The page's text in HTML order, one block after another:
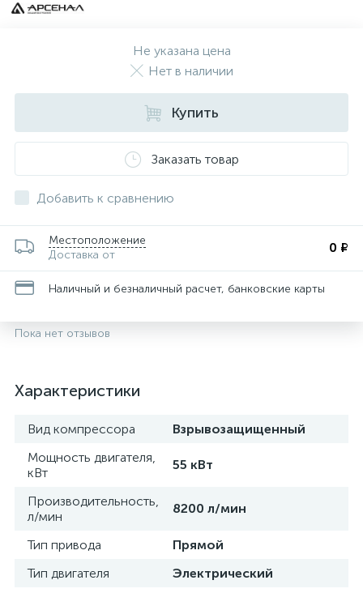
Не указана цена
Нет в наличии
Купить
Заказать товар
Добавить к сравнению
Местоположение
Доставка от
0 ₽
Наличный и безналичный расчет, банковские карты
Пока нет отзывов
Характеристики
Вид компрессора
Взрывозащищенный
Мощность двигателя,
кВт
55 кВт
Производительность,
л/мин
8200 л/мин
Тип привода
Прямой
Тип двигателя
Электрический